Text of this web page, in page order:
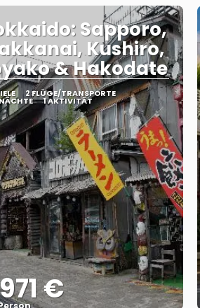
Sapporo,
Kushiro,
& Hakodate
2 FLÜGE/TRANSPORTE
1 AKTIVITÄT
€